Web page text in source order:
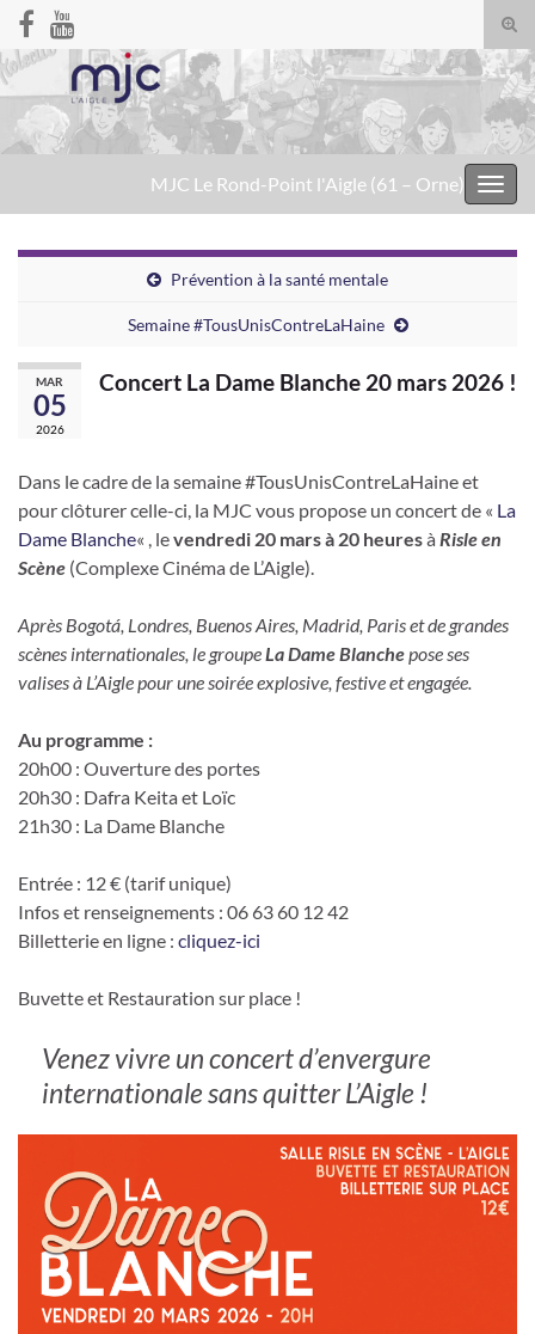
Search for:
MJC Le Rond-Point l'Aigle (61 – Orne)
Prévention à la santé mentale
Semaine #TousUnisContreLaHaine
MAR
05
2026
Concert La Dame Blanche 20 mars 2026 !
Dans le cadre de la semaine #TousUnisContreLaHaine et
pour clôturer celle-ci, la MJC vous propose un concert de « La
Dame Blanche« , levendredi 20 mars à 20 heuresà Risle en
Scène (Complexe Cinéma de L’Aigle).
Après Bogotá, Londres, Buenos Aires, Madrid, Paris et de grandes
scènes internationales, le groupeLa Dame Blanchepose ses
valises à L’Aigle pour une soirée explosive, festive et engagée.
Au programme :
20h00 : Ouverture des portes
20h30 : Dafra Keita et Loïc
21h30 : La Dame Blanche
Entrée : 12 € (tarif unique)
Infos et renseignements : 06 63 60 12 42
Billetterie en ligne : cliquez-ici
Buvette et Restauration sur place !
Venez vivre un concert d’envergure
internationale sans quitter L’Aigle !